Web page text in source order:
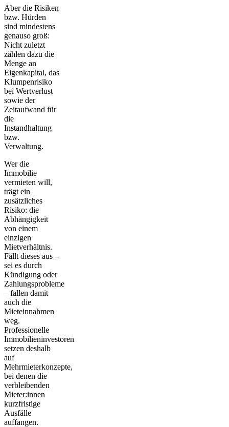
Aber die Risiken
bzw. Hürden
sind mindestens
genauso groß:
Nicht zuletzt
zählen dazu die
Menge an
Eigenkapital, das
Klumpenrisiko
bei Wertverlust
sowie der
Zeitaufwand für
die
Instandhaltung
bzw.
Verwaltung.
Wer die
Immobilie
vermieten will,
trägt ein
zusätzliches
Risiko: die
Abhängigkeit
von einem
einzigen
Mietverhältnis.
Fällt dieses aus –
sei es durch
Kündigung oder
Zahlungsprobleme
– fallen damit
auch die
Mieteinnahmen
weg.
Professionelle
Immobilieninvestoren
setzen deshalb
auf
Mehrmieterkonzepte,
bei denen die
verbleibenden
Mieter:innen
kurzfristige
Ausfälle
auffangen.